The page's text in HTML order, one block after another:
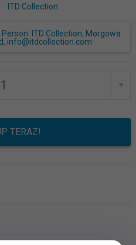
ITD Collection
ITD Collection, Morgowa
info@itdcollection.com
TERAZ!